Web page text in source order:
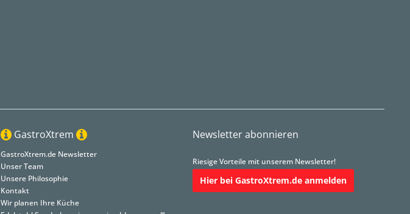
GastroXtrem
GastroXtrem.de Newsletter
Unser Team
Unsere Philosophie
Kontakt
Wir planen Ihre Küche
Newsletter abonnieren
Riesige Vorteile mit unserem Newsletter!
Hier bei GastroXtrem.de anmelden